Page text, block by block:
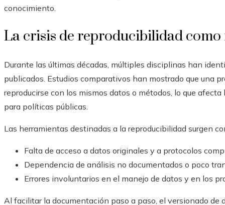
conocimiento.
La crisis de reproducibilidad
Durante las últimas décadas, múltiples disciplinas han
publicados. Estudios comparativos han mostrado que una
reproducirse con los mismos datos o métodos, lo que
para políticas públicas.
Las herramientas destinadas a la reproducibilidad surgen
Falta de acceso a datos originales y a protocolos
Dependencia de análisis no documentados o poco
Errores involuntarios en el manejo de datos y en los
Al facilitar la documentación paso a paso, el versionado de